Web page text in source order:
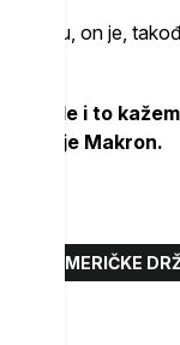
istoku, on je,
i to
je Makron.
AMERIČKE